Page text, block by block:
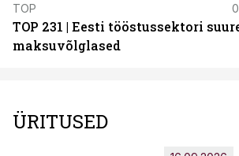
TOP
TOP 231 | Eesti tööstussektori
maksuvõlglased
ÜRITUSED